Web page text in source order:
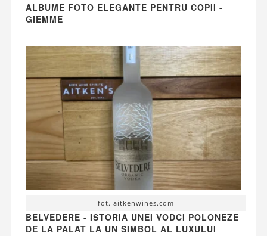
ALBUME FOTO ELEGANTE PENTRU COPII -
GIEMME
fot. aitkenwines.com
BELVEDERE - ISTORIA UNEI VODCI POLONEZE
DE LA PALAT LA UN SIMBOL AL LUXULUI